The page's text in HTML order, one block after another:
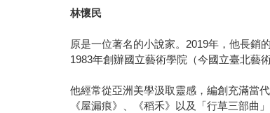
林懷民
原是一位著名的小說家。2019年，他長銷
1983年創辦國立藝術學院（今國立臺北藝
他經常從亞洲美學汲取靈感，編創充滿當
《屋漏痕》、《稻禾》以及「行草三部